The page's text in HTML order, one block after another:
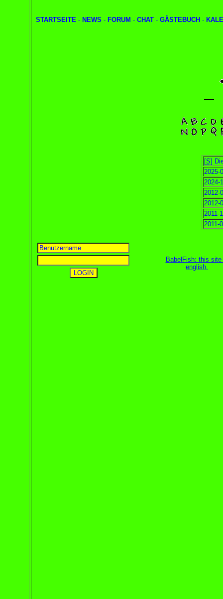
STARTSEITE - NEWS - FORUM - CHAT - GÄSTEBUCH -
[S]
2025-
2024-
2012-
2012-
2011-
2011-
BabelFish: this site
english.